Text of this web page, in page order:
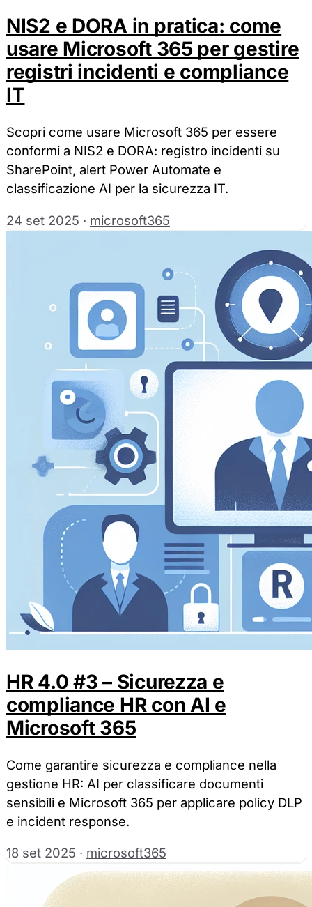
NIS2 e DORA in pratica: come
usare Microsoft 365 per gestire
registri incidenti e compliance
IT
Scopri come usare Microsoft 365 per essere
conformi a NIS2 e DORA: registro incidenti su
SharePoint, alert Power Automate e
classificazione AI per la sicurezza IT.
24 set 2025 · microsoft365
HR 4.0 #3 – Sicurezza e
compliance HR con AI e
Microsoft 365
Come garantire sicurezza e compliance nella
gestione HR: AI per classificare documenti
sensibili e Microsoft 365 per applicare policy DLP
e incident response.
18 set 2025 · microsoft365